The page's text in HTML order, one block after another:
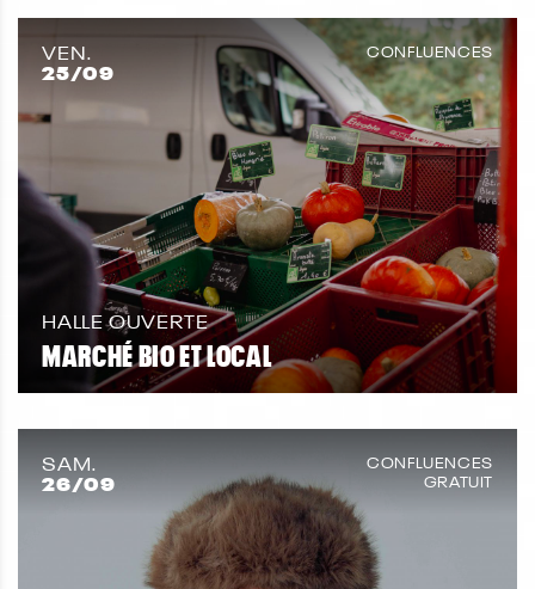
VEN.
25/09
CONFLUENCES
HALLE OUVERTE
MARCHÉ BIO ET LOCAL
SAM.
26/09
CONFLUENCES
GRATUIT